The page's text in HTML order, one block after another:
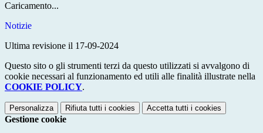
Caricamento...
Notizie
Ultima revisione il 17-09-2024
Questo sito o gli strumenti terzi da questo utilizzati si avvalgono di
cookie necessari al funzionamento ed utili alle finalità illustrate nella
COOKIE POLICY.
Personalizza Rifiuta tutti i cookies Accetta tutti i cookies
Gestione cookie